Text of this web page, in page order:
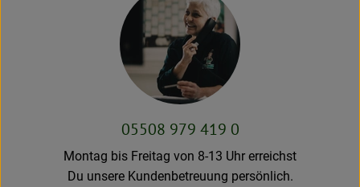
05508 979 419 0
Montag bis Freitag von 8-13 Uhr erreichst
Du unsere Kundenbetreuung persönlich.